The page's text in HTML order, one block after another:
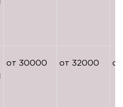
от 30000 от 32000